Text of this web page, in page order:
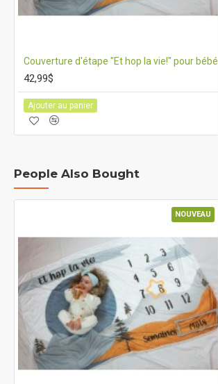
Couverture d'étape "Et hop la vie!" pour bébé
42,99$
Ajouter au panier
People Also Bought
NOUVEAU